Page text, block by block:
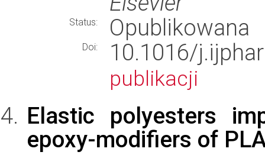
Status: Opublikowana
Doi: 10.1016/
publikacji
Elastic polyesters
epoxy-modifiers of